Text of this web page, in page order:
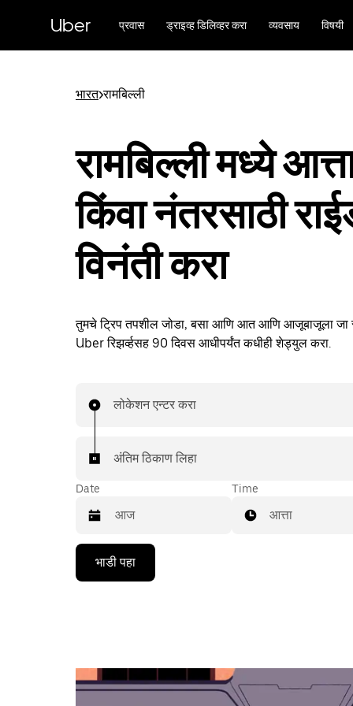
Uber प्रवास ड्राइव्ह डिलिव्हर करा व्यवसाय विषयी
भारत>रामबिल्ली
रामबिल्ली मध्ये
किंवा नंतरसाठी
विनंती करा
तुमचे ट्रिप तपशील जोडा, बसा आणि आत आणि आजूबाजूला जा
Uber रिझर्व्हसह 90 दिवस आधीपर्यंत कधीही शेड्युल करा.
लोकेशन एन्टर करा
अंतिम ठिकाण लिहा
Date
Press
down
the
calendar
and
Time
आत्ता
भाडी पहा